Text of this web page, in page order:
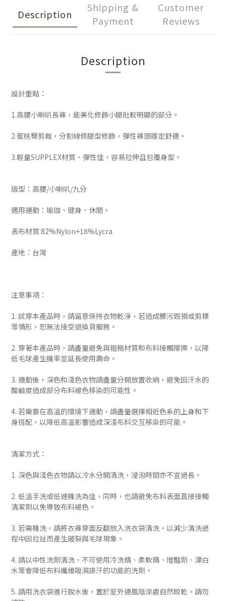
Description
Shipping &
Payment
Customer
Reviews
Description
設計重點：
1.高腰小喇叭長褲，能美化修飾小腿肚較明顯的部分。
2.蜜桃臀剪裁，分割線條腿型修飾，彈性褲頭穩定舒適。
3.輕量SUPPLEX材質、彈性佳，容易拉伸且包覆身型。
版型：高腰/小喇叭/九分
適用運動：瑜珈、健身、休閒。
表布材質:82%Nylon+18%Lycra
產地：台灣
注意事項：
1. 試穿本產品時，請留意保持衣物乾淨，若造成髒污毀損或剪標
等情形，恕無法接受退換貨服務。
2. 穿著本產品時，請盡量避免與粗糙材質和布料接觸摩擦，以降
低毛球產生機率並延長使用壽命。
3. 運動後，深色和淺色衣物請盡量分開放置收納，避免因汗水的
酸鹼度造成部分布料褪色移染的可能性。
4. 若需要在高溫的環境下運動，請盡量選擇相近色系的上身和下
身搭配，以降低高溫影響造成深淺布料交互移染的可能。
清潔方式：
1. 深色與淺色衣物請以冷水分開清洗，浸泡時間亦不宜過長。
2. 低溫手洗或低速機洗為佳，同時，也請避免布料表面直接接觸
清潔劑以免導致布料褪色。
3. 若需機洗，請將衣褲穿面反翻放入洗衣袋清洗，以減少清洗過
程中因拉扯而產生破裂與毛球現象。
4. 請以中性洗劑清洗，不可使用冷洗精、柔軟精、增豔劑、漂白
水等會降低布料纖維吸濕排汗的功能的洗劑。
5. 請用洗衣袋進行脫水後，置於室外通風陰涼處自然晾乾。請勿